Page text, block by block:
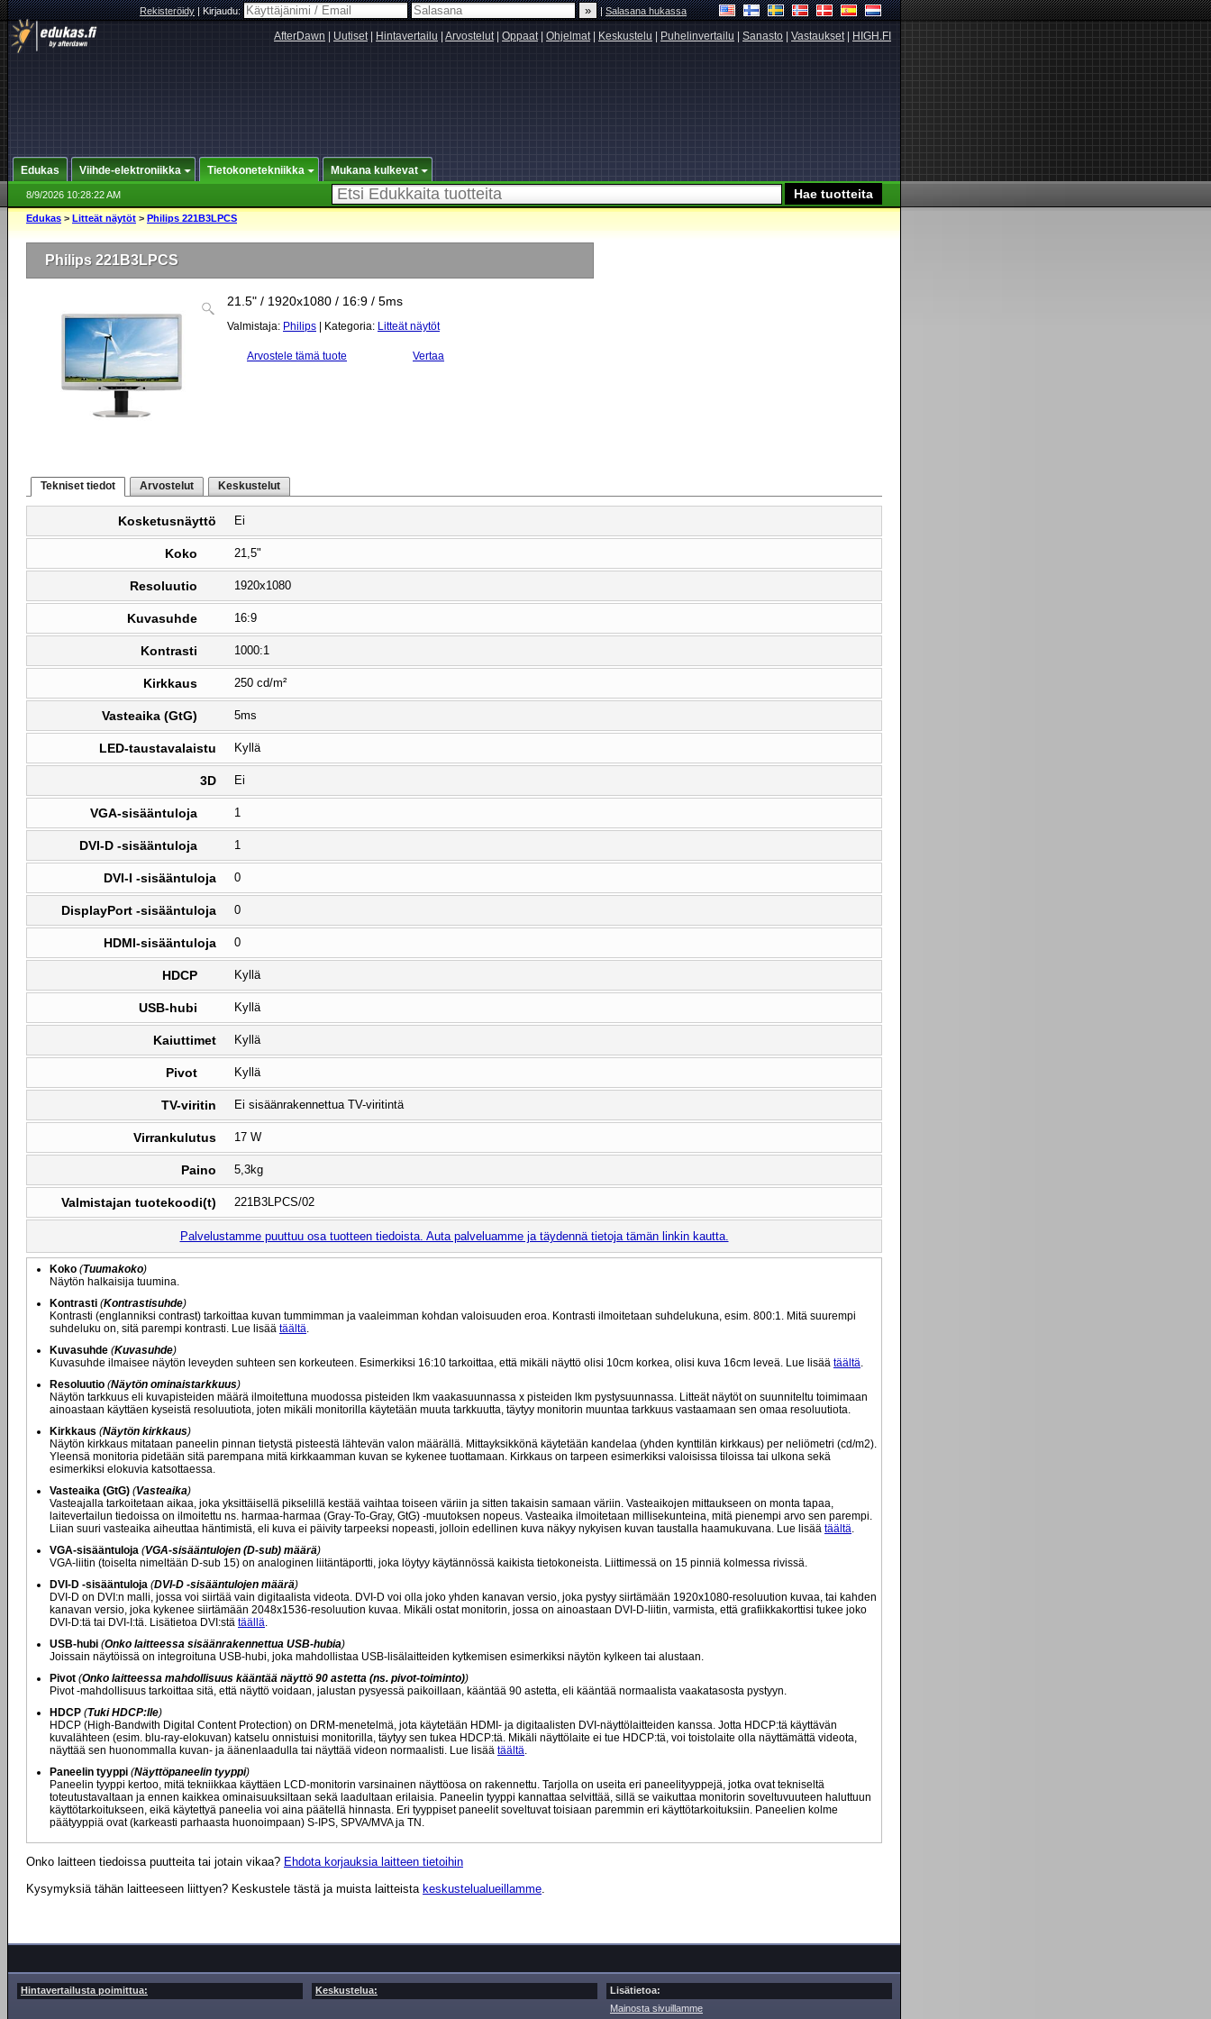
Rekisteröidy|Kirjaudu: |Salasana hukassa
AfterDawn Uutiset| Hintavertailu Arvostelut| Oppaat| Ohjelmat| Keskustelu Puhelinvertailu Sanasto Vastaukset| HIGH.FI
Edukas Viihde-elektroniikka Tietokonetekniikka Mukana kulkevat
8/9/2026 10:28:22 AM
Edukas > Litteät näytöt > Philips 221B3LPCS
Philips 221B3LPCS
21.5" / 1920x1080 / 16:9 / 5ms
Valmistaja: Philips | Kategoria: Litteät näytöt
Arvostele tämä tuote Vertaa
Tekniset tiedot Arvostelut Keskustelut
Kosketusnäyttö Ei
Koko 21,5"
Resoluutio 1920x1080
Kuvasuhde 16:9
Kontrasti 1000:1
Kirkkaus 250 cd/m²
Vasteaika (GtG) 5ms
LED-taustavalaistu Kyllä
3D Ei
VGA-sisääntuloja 1
DVI-D -sisääntuloja 1
DVI-I -sisääntuloja 0
DisplayPort -sisääntuloja 0
HDMI-sisääntuloja 0
HDCP Kyllä
USB-hubi Kyllä
Kaiuttimet Kyllä
Pivot Kyllä
TV-viritin Ei sisäänrakennettua TV-viritintä
Virrankulutus 17 W
Paino 5,3kg
Valmistajan tuotekoodi(t) 221B3LPCS/02
Palvelustamme puuttuu osa tuotteen tiedoista. Auta palveluamme ja täydennä tietoja tämän linkin kautta.
Koko (Tuumakoko)
Näytön halkaisija tuumina.
Kontrasti (Kontrastisuhde)
Kontrasti (englanniksi contrast) tarkoittaa kuvan tummimman ja vaaleimman kohdan valoisuuden eroa. Kontrasti ilmoitetaan suhdelukuna, esim. 800:1. Mitä suurempi
suhdeluku on, sitä parempi kontrasti. Lue lisää täältä.
Kuvasuhde (Kuvasuhde)
Kuvasuhde ilmaisee näytön leveyden suhteen sen korkeuteen. Esimerkiksi 16:10 tarkoittaa, että mikäli näyttö olisi 10cm korkea, olisi kuva 16cm leveä. Lue lisää täältä.
Resoluutio (Näytön ominaistarkkuus)
Näytön tarkkuus eli kuvapisteiden määrä ilmoitettuna muodossa pisteiden lkm vaakasuunnassa x pisteiden lkm pystysuunnassa. Litteät näytöt on suunniteltu toimimaan
ainoastaan käyttäen kyseistä resoluutiota, joten mikäli monitorilla käytetään muuta tarkkuutta, täytyy monitorin muuntaa tarkkuus vastaamaan sen omaa resoluutiota.
Kirkkaus (Näytön kirkkaus)
Näytön kirkkaus mitataan paneelin pinnan tietystä pisteestä lähtevän valon määrällä. Mittayksikkönä käytetään kandelaa (yhden kynttilän kirkkaus) per neliömetri (cd/m2).
Yleensä monitoria pidetään sitä parempana mitä kirkkaamman kuvan se kykenee tuottamaan. Kirkkaus on tarpeen esimerkiksi valoisissa tiloissa tai ulkona sekä
esimerkiksi elokuvia katsottaessa.
Vasteaika (GtG) (Vasteaika)
Vasteajalla tarkoitetaan aikaa, joka yksittäisellä pikselillä kestää vaihtaa toiseen väriin ja sitten takaisin samaan väriin. Vasteaikojen mittaukseen on monta tapaa,
laitevertailun tiedoissa on ilmoitettu ns. harmaa-harmaa (Gray-To-Gray, GtG) -muutoksen nopeus. Vasteaika ilmoitetaan millisekunteina, mitä pienempi arvo sen parempi.
Liian suuri vasteaika aiheuttaa häntimistä, eli kuva ei päivity tarpeeksi nopeasti, jolloin edellinen kuva näkyy nykyisen kuvan taustalla haamukuvana. Lue lisää täältä.
VGA-sisääntuloja (VGA-sisääntulojen (D-sub) määrä)
VGA-liitin (toiselta nimeltään D-sub 15) on analoginen liitäntäportti, joka löytyy käytännössä kaikista tietokoneista. Liittimessä on 15 pinniä kolmessa rivissä.
DVI-D -sisääntuloja (DVI-D -sisääntulojen määrä)
DVI-D on DVI:n malli, jossa voi siirtää vain digitaalista videota. DVI-D voi olla joko yhden kanavan versio, joka pystyy siirtämään 1920x1080-resoluution kuvaa, tai kahden
kanavan versio, joka kykenee siirtämään 2048x1536-resoluution kuvaa. Mikäli ostat monitorin, jossa on ainoastaan DVI-D-liitin, varmista, että grafiikkakorttisi tukee joko
DVI-D:tä tai DVI-I:tä. Lisätietoa DVI:stä täällä.
USB-hubi (Onko laitteessa sisäänrakennettua USB-hubia)
Joissain näytöissä on integroituna USB-hubi, joka mahdollistaa USB-lisälaitteiden kytkemisen esimerkiksi näytön kylkeen tai alustaan.
Pivot (Onko laitteessa mahdollisuus kääntää näyttö 90 astetta (ns. pivot-toiminto))
Pivot -mahdollisuus tarkoittaa sitä, että näyttö voidaan, jalustan pysyessä paikoillaan, kääntää 90 astetta, eli kääntää normaalista vaakatasosta pystyyn.
HDCP (Tuki HDCP:lle)
HDCP (High-Bandwith Digital Content Protection) on DRM-menetelmä, jota käytetään HDMI- ja digitaalisten DVI-näyttölaitteiden kanssa. Jotta HDCP:tä käyttävän
kuvalähteen (esim. blu-ray-elokuvan) katselu onnistuisi monitorilla, täytyy sen tukea HDCP:tä. Mikäli näyttölaite ei tue HDCP:tä, voi toistolaite olla näyttämättä videota,
näyttää sen huonommalla kuvan- ja äänenlaadulla tai näyttää videon normaalisti. Lue lisää täältä.
Paneelin tyyppi (Näyttöpaneelin tyyppi)
Paneelin tyyppi kertoo, mitä tekniikkaa käyttäen LCD-monitorin varsinainen näyttöosa on rakennettu. Tarjolla on useita eri paneelityyppejä, jotka ovat tekniseltä
toteutustavaltaan ja ennen kaikkea ominaisuuksiltaan sekä laadultaan erilaisia. Paneelin tyyppi kannattaa selvittää, sillä se vaikuttaa monitorin soveltuvuuteen haluttuun
käyttötarkoitukseen, eikä käytettyä paneelia voi aina päätellä hinnasta. Eri tyyppiset paneelit soveltuvat toisiaan paremmin eri käyttötarkoituksiin. Paneelien kolme
päätyyppiä ovat (karkeasti parhaasta huonoimpaan) S-IPS, SPVA/MVA ja TN.
Onko laitteen tiedoissa puutteita tai jotain vikaa? Ehdota korjauksia laitteen tietoihin
Kysymyksiä tähän laitteeseen liittyen? Keskustele tästä ja muista laitteista keskustelualueillamme.
Hintavertailusta poimittua: Keskustelua:
Lisätietoa:
Mainosta sivuillamme